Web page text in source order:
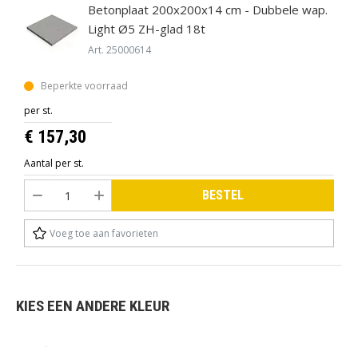
Betonplaat 200x200x14 cm - Dubbele wap.
Light Ø5 ZH-glad 18t
Art. 25000614
Beperkte voorraad
per st.
€ 157,30
Aantal per st.
BESTEL
Voeg toe aan favorieten
KIES EEN ANDERE KLEUR